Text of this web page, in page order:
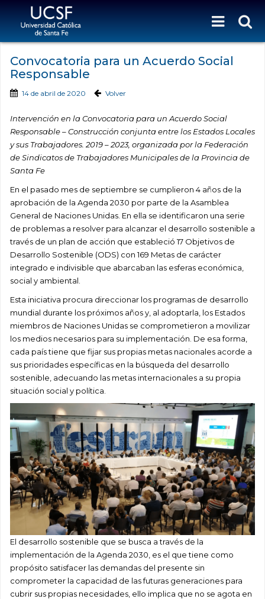
Convocatoria para un Acuerdo Social
Responsable
14 de abril de 2020 Volver
Intervención en la Convocatoria para un Acuerdo Social
Responsable – Construcción conjunta entre los Estados Locales
y sus Trabajadores. 2019 – 2023, organizada por la Federación
de Sindicatos de Trabajadores Municipales de la Provincia de
Santa Fe
En el pasado mes de septiembre se cumplieron 4 años de la
aprobación de la Agenda 2030 por parte de la Asamblea
General de Naciones Unidas. En ella se identificaron una serie
de problemas a resolver para alcanzar el desarrollo sostenible a
través de un plan de acción que estableció 17 Objetivos de
Desarrollo Sostenible (ODS) con 169 Metas de carácter
integrado e indivisible que abarcaban las esferas económica,
social y ambiental.
Esta iniciativa procura direccionar los programas de desarrollo
mundial durante los próximos años y, al adoptarla, los Estados
miembros de Naciones Unidas se comprometieron a movilizar
los medios necesarios para su implementación. De esa forma,
cada país tiene que fijar sus propias metas nacionales acorde a
sus prioridades específicas en la búsqueda del desarrollo
sostenible, adecuando las metas internacionales a su propia
situación social y política.
El desarrollo sostenible que se busca a través de la
implementación de la Agenda 2030, es el que tiene como
propósito satisfacer las demandas del presente sin
comprometer la capacidad de las futuras generaciones para
cubrir sus propias necesidades, ello implica que no se agota en